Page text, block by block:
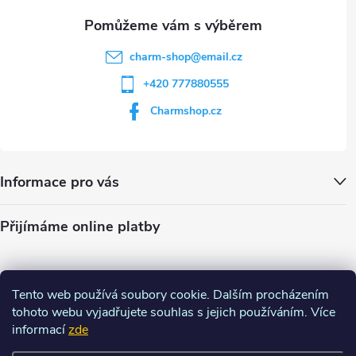
Tento web používá soubory cookie. Dalším procházením
tohoto webu vyjadřujete souhlas s jejich používáním. Více
informacízde
charm-shop@email.cz
+420 777880555
Charmshop.cz
Informace pro vás
Přijímáme online platby